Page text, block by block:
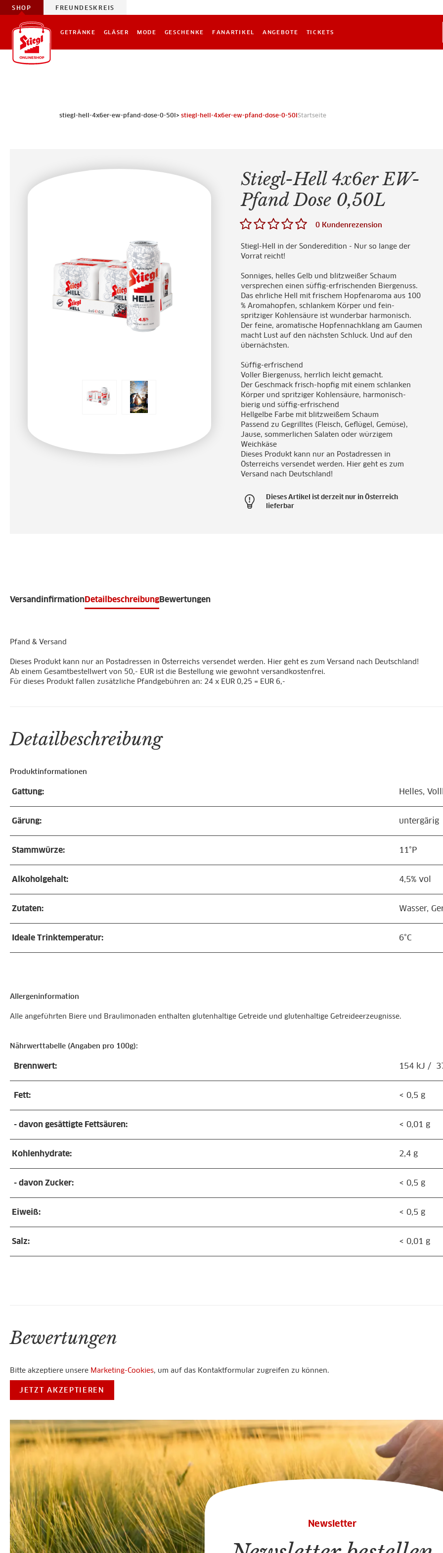
SHOP FREUNDESKREIS
GETRÄNKE GLÄSER MODE GESCHENKE FANARTIKEL ANGEBOTE TICKETS
stiegl-hell-4x6er-ew-pfand-dose-0-50l> stiegl-hell-4x6er-ew-pfand-dose-0-50lStartseite
Stiegl-Hell 4x6er EW-
Pfand Dose 0,50L
0 Kundenrezension
Stiegl-Hell in der Sonderedition - Nur so lange der
Vorrat reicht!
Sonniges, helles Gelb und blitzweißer Schaum
versprechen einen süffig-erfrischenden Biergenuss.
Das ehrliche Hell mit frischem Hopfenaroma aus 100
% Aromahopfen, schlankem Körper und fein-
spritziger Kohlensäure ist wunderbar harmonisch.
Der feine, aromatische Hopfennachklang am Gaumen
macht Lust auf den nächsten Schluck. Und auf den
übernächsten.
Süffig-erfrischend
Voller Biergenuss, herrlich leicht gemacht.
Der Geschmack frisch-hopfig mit einem schlanken
Körper und spritziger Kohlensäure, harmonisch-
bierig und süffig-erfrischend
Hellgelbe Farbe mit blitzweißem Schaum
Passend zu Gegrilltes (Fleisch, Geflügel, Gemüse),
Jause, sommerlichen Salaten oder würzigem
Weichkäse
Dieses Produkt kann nur an Postadressen in
Österreichs versendet werden. Hier geht es zum
Versand nach Deutschland!
Dieses Artikel ist derzeit nur in Österreich
lieferbar
VersandinfirmationDetailbeschreibungBewertungen
Pfand & Versand
Dieses Produkt kann nur an Postadressen in Österreichs versendet werden. Hier geht es zum Versand nach Deutschland!
Ab einem Gesamtbestellwert von 50,- EUR ist die Bestellung wie gewohnt versandkostenfrei.
Für dieses Produkt fallen zusätzliche Pfandgebühren an: 24 x EUR 0,25 = EUR 6,-
Detailbeschreibung
Produktinformationen
Gattung: Helles,
Gärung: untergärig
Stammwürze: 11°P
Alkoholgehalt: 4,5% vol
Zutaten: Wasser,
Ideale Trinktemperatur: 6°C
Allergeninformation
Alle angeführten Biere und Braulimonaden enthalten glutenhaltige Getreide und glutenhaltige Getreideerzeugnisse.
Nährwerttabelle (Angaben pro 100g):
Brennwert: 154 kJ /
Fett: < 0,5 g
- davon gesättigte Fettsäuren: < 0,01 g
Kohlenhydrate: 2,4 g
- davon Zucker: < 0,5 g
Eiweiß: < 0,5 g
Salz: < 0,01 g
Bewertungen
Bitte akzeptiere unsere Marketing-Cookies, um auf das Kontaktformular zugreifen zu können.
JETZT AKZEPTIEREN
Newsletter